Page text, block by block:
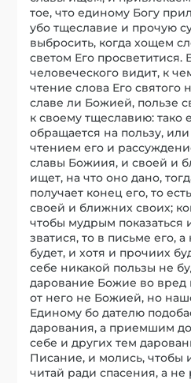
тое, что единому Богу
убо тщеславие и прочую
выбросить, когда хощем
светом Его просветитися.
человеческого видит, к
чтение слова Его святого
славе ли Божией, пользе
к своему тщеславию: тако
обращается на пользу,
чтением его и
славы Божиия, и своей и
ищет, на что оно дано,
получает конец его, то
своей и ближних своих;
чтобы мудрым показаться
зватися, то в письме его,
будет, и хотя и прочиих
себе никакой пользы не
дарование Божие во вред
от него не Божией, но
Единому бо дателю
дарования, а приемшим
себе и других тем
Писание, и молись, чтобы
читай ради спасения, а